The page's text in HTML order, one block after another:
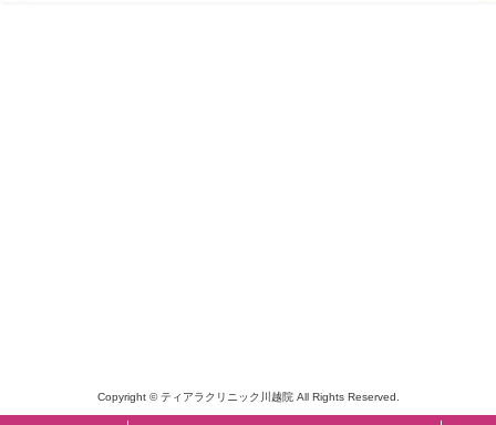
Copyright © ティアラクリニック川越院 All Rights Reserved.